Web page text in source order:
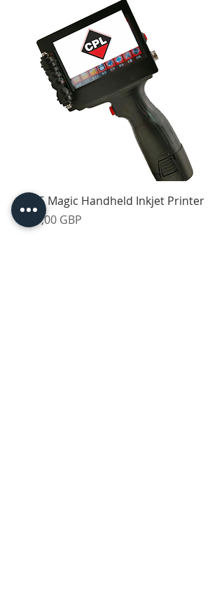
Z-55 Magic Handheld Inkjet Printer
Pris
399,00 GBP